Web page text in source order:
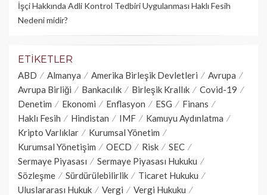
İşçi Hakkında Adli Kontrol Tedbiri Uygulanması Haklı Fesih
Nedeni midir?
ETIKETLER
ABD Almanya Amerika Birleşik Devletleri
Avrupa
Avrupa Birliği
Bankacılık Birleşik Krallık
Covid-19
Denetim
Ekonomi Enflasyon ESG
Finans
Haklı Fesih
Hindistan IMF
Kamuyu Aydınlatma
Kripto Varlıklar
Kurumsal Yönetim
Kurumsal Yönetişim
OECD Risk
SEC
Sermaye Piyasası
Sermaye Piyasası Hukuku
Sözleşme
Sürdürülebilirlik
Ticaret Hukuku
Uluslararası Hukuk
Vergi
Vergi Hukuku